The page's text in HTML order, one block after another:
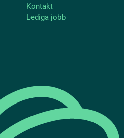
Kontakt
Lediga jobb